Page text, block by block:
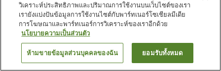
ที่จอดรถ
อ่างน้ำวน
ซาวน่า
ร้านอาหาร
หน้าแรก ญี่ปุ่น ฮอกไกโด นครโอตารุ Asarigawa Onsen Hotel
ค้นหาห้องพัก
วิเคราะห์ประสิทธิภาพและปริมาณการใช้งานบนเว็บไซต์ของเรา
เรายังแบ่งปันข้อมูลการใช้งานไซต์กับพาร์ทเนอร์โซเชียลมีเดีย
การโฆษณาและพาร์ทเนอร์การวิเคราะห์ของเราอีกด้วย
นโยบายความเป็นส่วนตัว
ห้ามขายข้อมูลส่วนบุคคลของฉัน ยอมรับทั้งหมด